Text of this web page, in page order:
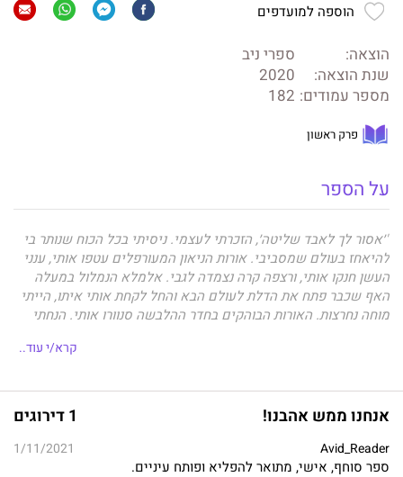
הוספה למועדפים
הוצאה:
ספרי ניב
שנת הוצאה:
2020
מספר עמודים: 182
פרק ראשון
על הספר
"׳אסור לך לאבד שליטה׳, הזכרתי לעצמי. ניסיתי בכל הכוח שנותר בי
להיאחז בעולם שמסביבי. אורות הניאון המעורפלים עטפו אותי, ענני
העשן חנקו אותי, ורצפה קרה נצמדה לגבי. אלמלא הנמלול במעלה
האף שכבר פתח את הדלת לעולם הבא והחל לקחת אותי איתו, הייתי
מוחה נחרצות. האורות הבוהקים בחדר ההלבשה סנוורו אותי. הנחתי
כשפקחתי אותן עדיין היה לי קר אבל הייתי מכוסה בשמיכה כחולה.
פאק. אני בבית חולים."
רדופת חרדות מגיל צעיר ושרויה בטרפת מחשבות אינסופית, מנסה
קרא/י עוד..
אנחנו ממש אהבנו! 1 דירוגים
Avid_Reader
1/11/2021
ספר סוחף, אישי, מתואר להפליא ופותח עיניים.